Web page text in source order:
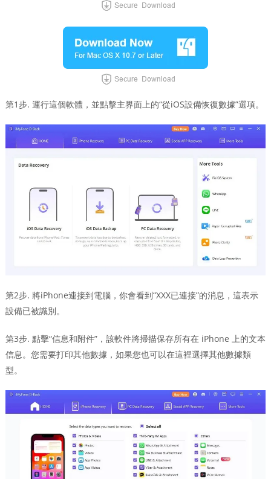
第1步. 運行這個軟體，並點擊主界面上的“從iOS設備恢復數據”選項。
第2步. 將iPhone連接到電腦，你會看到“XXX已連接”的消息，這表示
設備已被識別。
第3步. 點擊“信息和附件”，該軟件將掃描保存所有在 iPhone 上的文本
信息。您需要打印其他數據，如果您也可以在這裡選擇其他數據類
型。